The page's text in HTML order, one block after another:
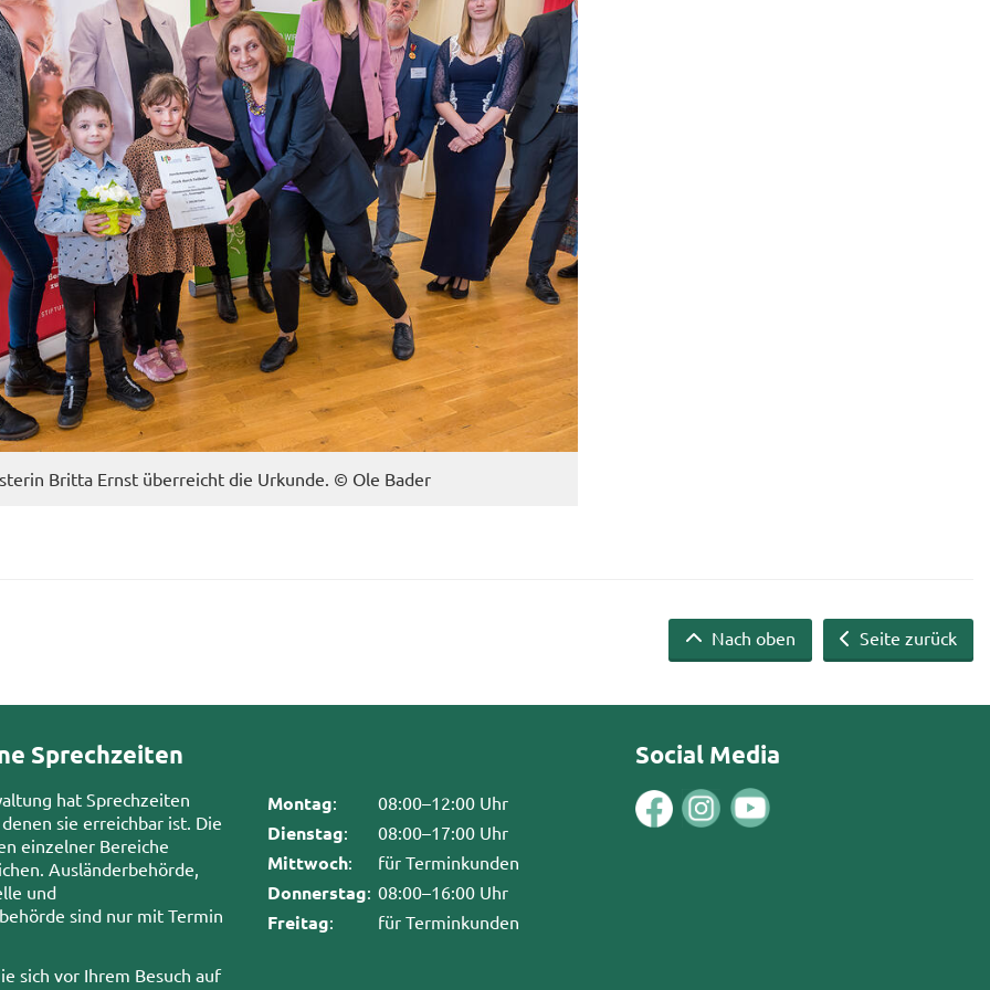
Brit­ta Ernst über­reicht die Ur­kun­de. © Ole Bader
Seite zurück
Nach oben
Sprechzeiten
hat Sprechzeiten
sie erreichbar ist. Die
einzelner Bereiche
Ausländerbehörde,
und
sind nur mit Termin
sich vor Ihrem Besuch auf
Montag: 08:00–12:00 Uhr
Dienstag: 08:00–17:00 Uhr
Mittwoch: für Terminkunden
Donnerstag: 08:00–16:00 Uhr
Freitag: für Terminkunden
Social Media